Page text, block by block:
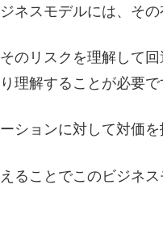
ネスモデルには、そ
のリスクを理解して
理解することが必要で
ションに対して対価を
ることでこのビジネ